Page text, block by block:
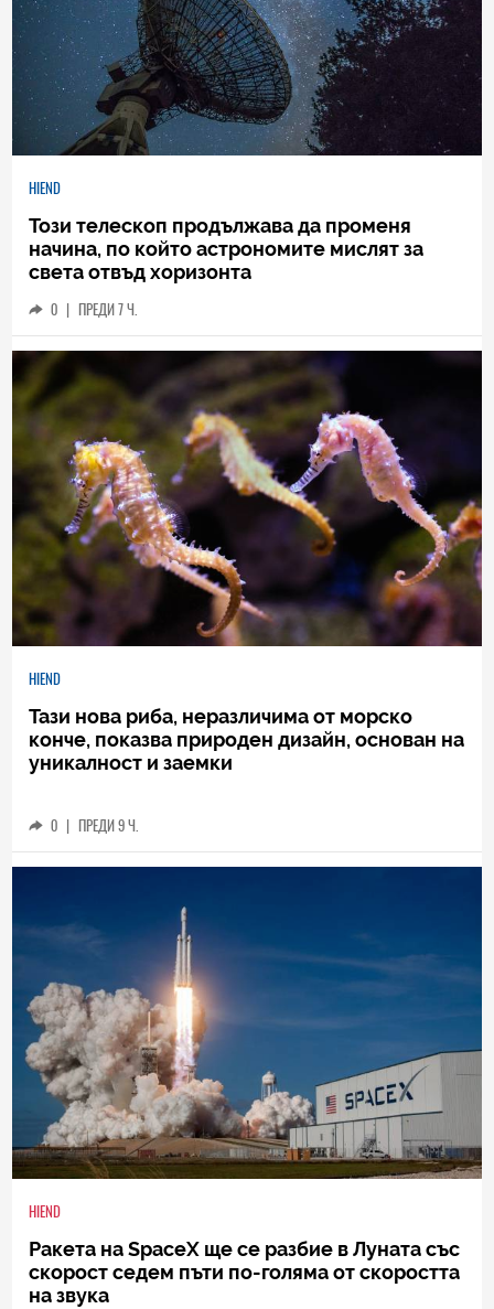
HIEND
Този телескоп продължава да променя
начина, по който астрономите мислят за
света отвъд хоризонта
0 | ПРЕДИ 7 Ч.
HIEND
Тази нова риба, неразличима от морско
конче, показва природен дизайн, основан на
уникалност и заемки
0 | ПРЕДИ 9 Ч.
HIEND
Ракета на SpaceX ще се разбие в Луната със
скорост седем пъти по-голяма от скоростта
на звука